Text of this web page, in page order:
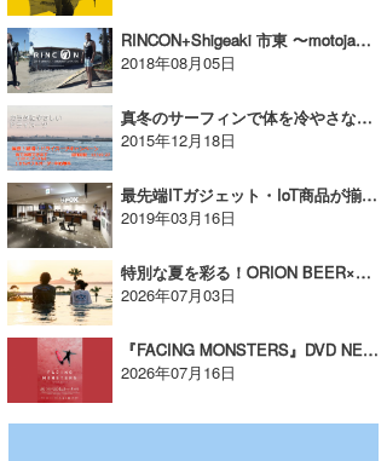
RINCON+Shigeaki 市東 〜motojacket “cafe” & longjohn “sovrano”【AD】
2018年08月05日
真冬のサーフィンで体を冷やさない方法とは！？
2015年12月18日
最先端ITガジェット・IoT商品が揃う！デジタルライフを提案するセレクトショップ「FOX」第一号店OPEN！【AD】
2019年03月16日
特別な夏を彩る！ORION BEER×BILLABONG 3年目のコラボ【AD】
2026年07月03日
『FACING MONSTERS』DVD NEW RELEASE【AD】
2026年07月16日